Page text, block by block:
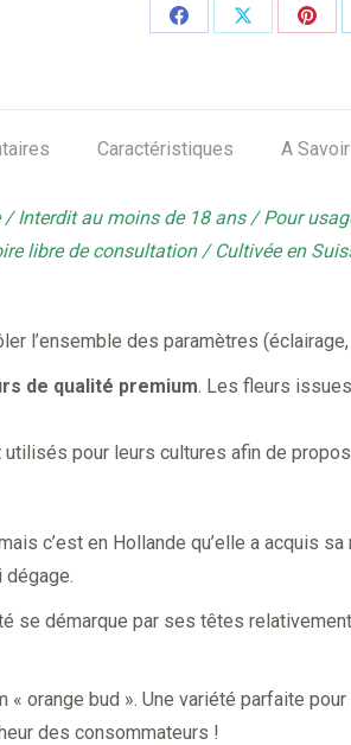
Share
Share
Caractéristiques A Savoir
Interdit au moins de 18 ans / Pour
libre de consultation / Cultivée en
l’ensemble des paramètres
de qualité premium. Les fleurs
pour leurs cultures afin de
c’est en Hollande qu’elle a acquis
se démarque par ses têtes
« orange bud ». Une variété parfaite
des consommateurs !